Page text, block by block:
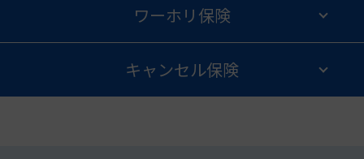
ワーホリ保険
キャンセル保険